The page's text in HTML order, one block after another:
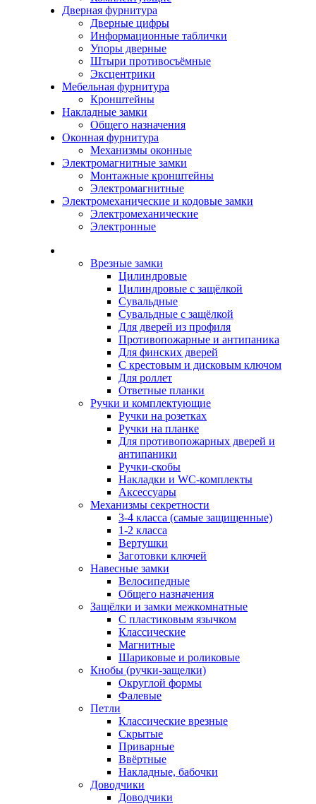
Дверная фурнитура
Дверные цифры
Информационные таблички
Упоры дверные
Штыри противосъёмные
Эксцентрики
Мебельная фурнитура
Кронштейны
Накладные замки
Общего назначения
Оконная фурнитура
Механизмы оконные
Электромагнитные замки
Монтажные кронштейны
Электромагнитные
Электромеханические и кодовые замки
Электромеханические
Электронные
Врезные замки
Цилиндровые
Цилиндровые с защёлкой
Сувальдные
Сувальдные с защёлкой
Для дверей из профиля
Противопожарные и антипаника
Для финских дверей
С крестовым и дисковым ключом
Для роллет
Ответные планки
Ручки и комплектующие
Ручки на розетках
Ручки на планке
Для противопожарных дверей и
антипаники
Ручки-скобы
Накладки и WC-комплекты
Аксессуары
Механизмы секретности
3-4 класса (самые защищенные)
1-2 класса
Вертушки
Заготовки ключей
Навесные замки
Велосипедные
Общего назначения
Защёлки и замки межкомнатные
С пластиковым язычком
Классические
Магнитные
Шариковые и роликовые
Кнобы (ручки-защелки)
Округлой формы
Фалевые
Петли
Классические врезные
Скрытые
Приварные
Ввёртные
Накладные, бабочки
Доводчики
Доводчики